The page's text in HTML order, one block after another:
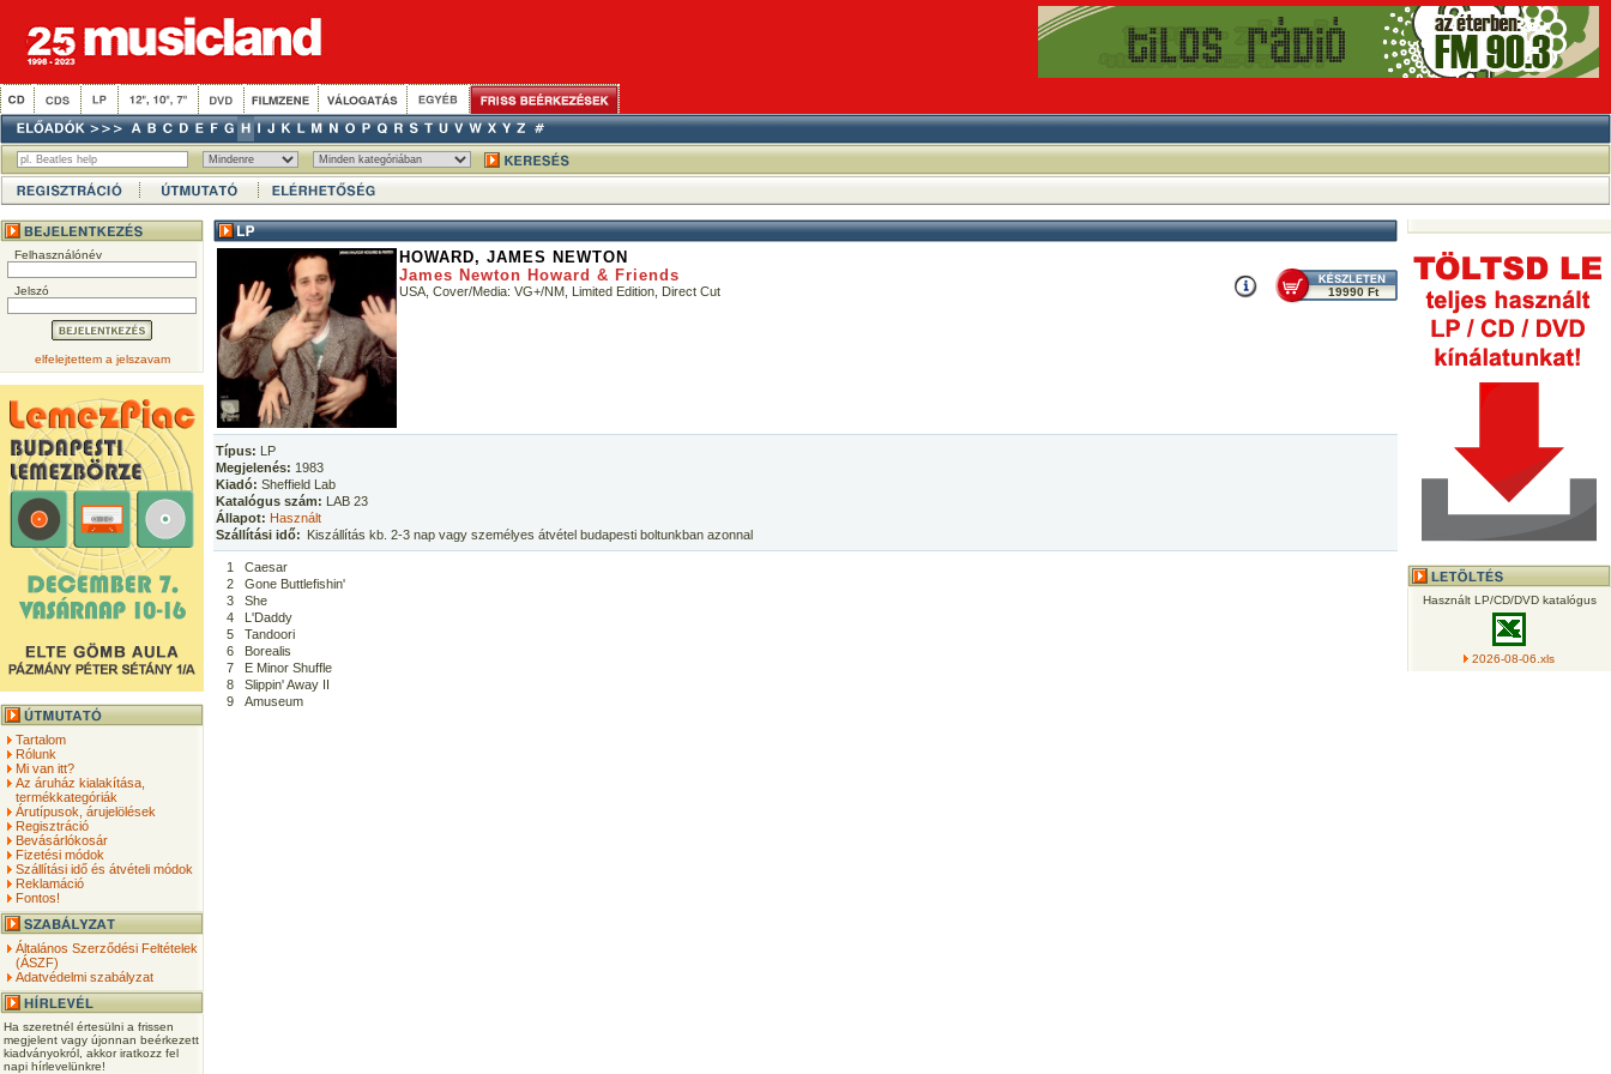
Felhasználónév
Jelszó
elfelejtettem a jelszavam
Tartalom
Rólunk
Mi van itt?
Az áruház kialakítása,
termékkategóriák
Árutípusok, árujelölések
Regisztráció
Bevásárlókosár
Fizetési módok
Szállítási idő és átvételi módok
Reklamáció
Fontos!
Általános Szerződési Feltételek
(ÁSZF)
Adatvédelmi szabályzat
Ha szeretnél értesülni a frissen
megjelent vagy újonnan beérkezett
kiadványokról, akkor iratkozz fel
napi hírlevelünkre!
HOWARD, JAMES NEWTON
James Newton Howard & Friends
USA, Cover/Media: VG+/NM, Limited Edition, Direct Cut 19990 Ft
Típus: LP
Megjelenés: 1983
Kiadó: Sheffield Lab
Katalógus szám: LAB 23
Állapot: Használt
Szállítási idő: Kiszállítás kb. 2-3 nap vagy személyes átvétel budapesti boltunkban azonnal
1
Caesar
2
Gone Buttlefishin'
3
She
4
L'Daddy
5
Tandoori
6
Borealis
7
E Minor Shuffle
8
Slippin' Away II
9
Amuseum
Használt LP/CD/DVD katalógus
2026-08-06.xls